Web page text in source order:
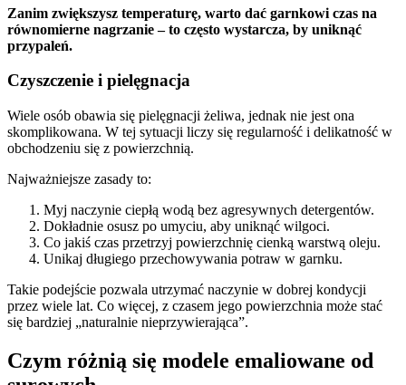
Zanim zwiększysz temperaturę, warto dać garnkowi czas na
równomierne nagrzanie – to często wystarcza, by uniknąć
przypaleń.
Czyszczenie i pielęgnacja
Wiele osób obawia się pielęgnacji żeliwa, jednak nie jest ona
skomplikowana. W tej sytuacji liczy się regularność i delikatność w
obchodzeniu się z powierzchnią.
Najważniejsze zasady to:
Myj naczynie ciepłą wodą bez agresywnych detergentów.
Dokładnie osusz po umyciu, aby uniknąć wilgoci.
Co jakiś czas przetrzyj powierzchnię cienką warstwą oleju.
Unikaj długiego przechowywania potraw w garnku.
Takie podejście pozwala utrzymać naczynie w dobrej kondycji
przez wiele lat. Co więcej, z czasem jego powierzchnia może stać
się bardziej „naturalnie nieprzywierająca”.
Czym różnią się modele emaliowane od